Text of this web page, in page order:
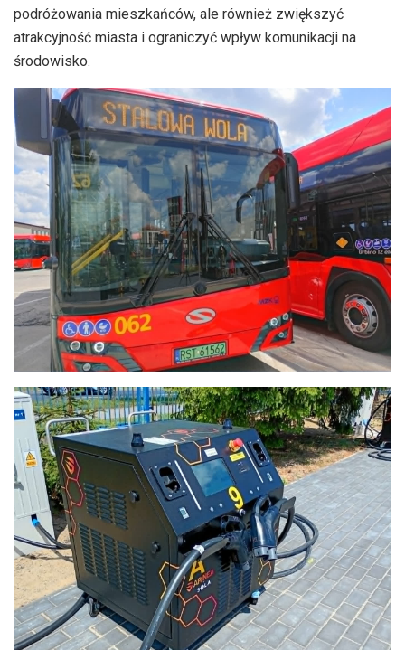
podróżowania mieszkańców, ale również zwiększyć
atrakcyjność miasta i ograniczyć wpływ komunikacji na
środowisko.